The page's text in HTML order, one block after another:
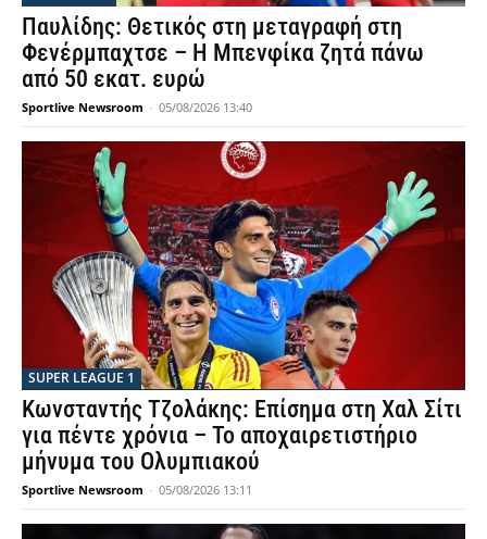
Παυλίδης: Θετικός στη μεταγραφή στη
Φενέρμπαχτσε – Η Μπενφίκα ζητά πάνω
από 50 εκατ. ευρώ
Sportlive Newsroom - 05/08/2026 13:40
SUPER LEAGUE 1
Κωνσταντής Τζολάκης: Επίσημα στη Χαλ Σίτι
για πέντε χρόνια – Το αποχαιρετιστήριο
μήνυμα του Ολυμπιακού
Sportlive Newsroom - 05/08/2026 13:11